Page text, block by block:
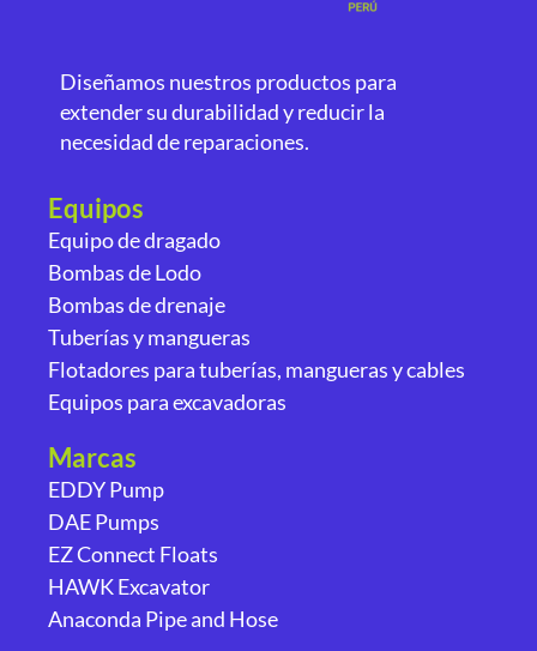
Diseñamos nuestros productos para
extender su durabilidad y reducir la
necesidad de reparaciones.
Equipos
Equipo de dragado
Bombas de Lodo
Bombas de drenaje
Tuberías y mangueras
Flotadores para tuberías, mangueras y cables
Equipos para excavadoras
Marcas
EDDY Pump
DAE Pumps
EZ Connect Floats
HAWK Excavator
Anaconda Pipe and Hose